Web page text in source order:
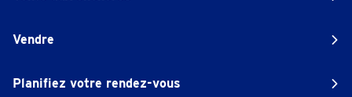
Vendre
Planifiez votre rendez-vous